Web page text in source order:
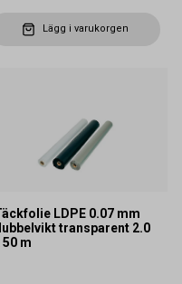
Lägg i varukorgen
LDPE 0.07 mm
transparent 2.0
50 m